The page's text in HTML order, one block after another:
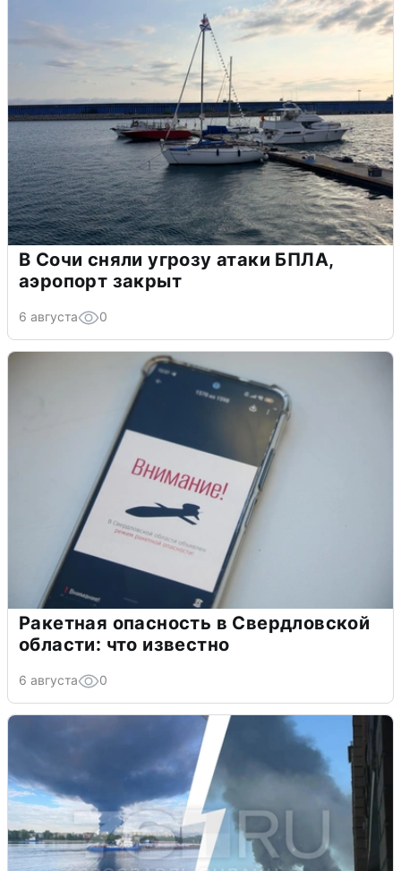
В Сочи сняли угрозу атаки БПЛА,
аэропорт закрыт
6 августа 0
Ракетная опасность в Свердловской
области: что известно
6 августа 0